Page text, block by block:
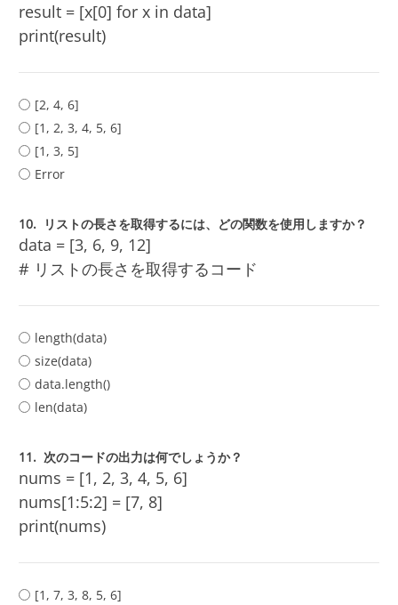
result = [x[0] for x in data]
print(result)
[2, 4, 6]
[1, 2, 3, 4, 5, 6]
[1, 3, 5]
Error
10. リストの長さを取得するには、どの関数を使用しますか？
data = [3, 6, 9, 12]
# リストの長さを取得するコード
length(data)
size(data)
data.length()
len(data)
11. 次のコードの出力は何でしょうか？
nums = [1, 2, 3, 4, 5, 6]
nums[1:5:2] = [7, 8]
print(nums)
[1, 7, 3, 8, 5, 6]